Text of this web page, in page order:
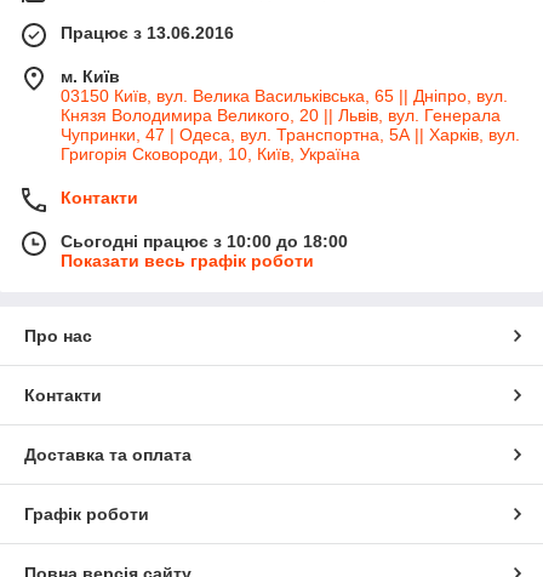
Працює з 13.06.2016
м. Київ
03150 Київ, вул. Велика Васильківська, 65 || Дніпро, вул.
Князя Володимира Великого, 20 || Львів, вул. Генерала
Чупринки, 47 | Одеса, вул. Транспортна, 5А || Харків, вул.
Григорія Сковороди, 10, Київ, Україна
Контакти
Сьогодні працює з 10:00 до 18:00
Показати весь графік роботи
Про нас
Контакти
Доставка та оплата
Графік роботи